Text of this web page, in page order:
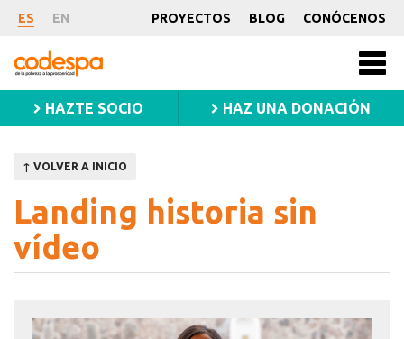
Landing
historia
sin
vídeo
ES EN PROYECTOS BLOG CONÓCENOS
CODESPA
HAZTE SOCIO HAZ UNA DONACIÓN
↑ VOLVER A INICIO
Landing historia sin
vídeo